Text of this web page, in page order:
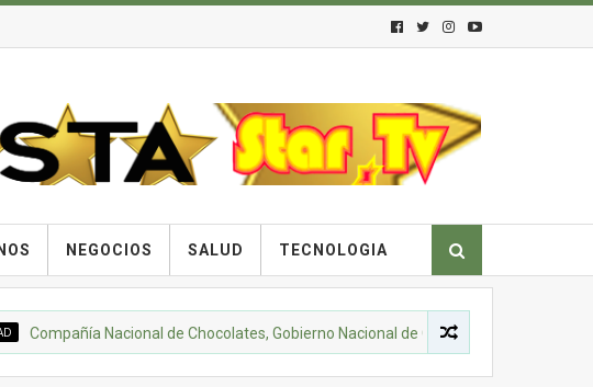
NEGOCIOS SALUD TECNOLOGIA
Nacional de Chocolates, Gobierno Nacional de Colombia y comunidades